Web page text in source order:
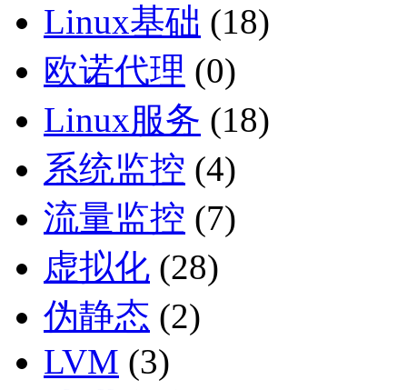
Linux基础 (18)
欧诺代理 (0)
Linux服务 (18)
系统监控 (4)
流量监控 (7)
虚拟化 (28)
伪静态 (2)
LVM (3)